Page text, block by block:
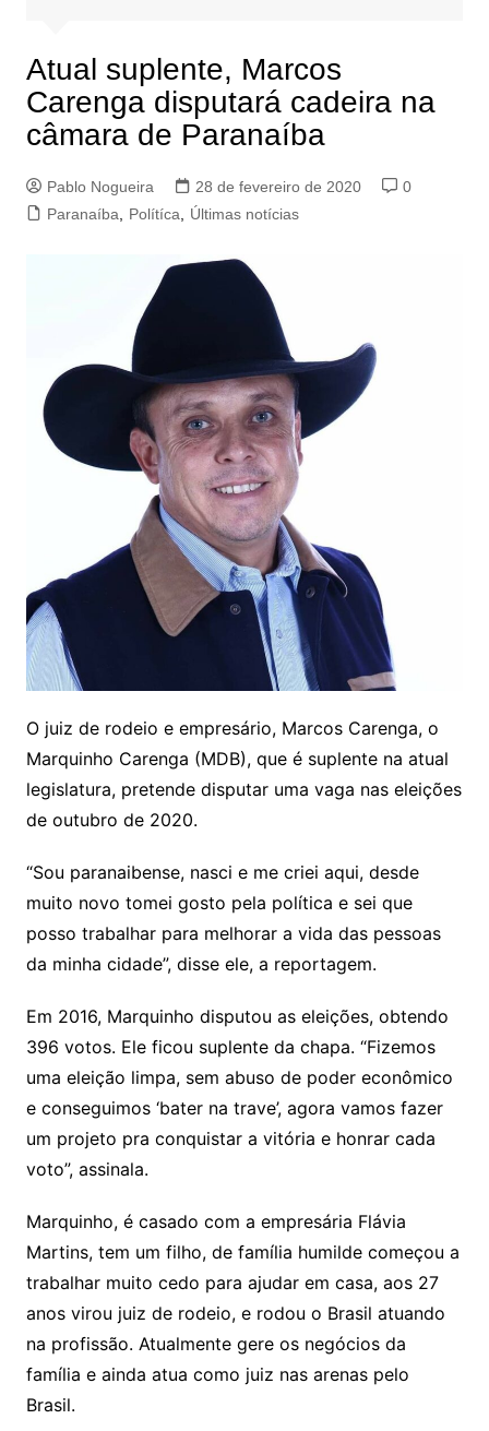
Atual suplente, Marcos
Carenga disputará cadeira na
câmara de Paranaíba
Pablo Nogueira 28 de fevereiro de 2020
0
Paranaíba
Polítíca Últimas notícias
O juiz de rodeio e empresário, Marcos Carenga, o
Marquinho Carenga (MDB), que é suplente na atual
legislatura, pretende disputar uma vaga nas eleições
de outubro de 2020.
“Sou paranaibense, nasci e me criei aqui, desde
muito novo tomei gosto pela política e sei que
posso trabalhar para melhorar a vida das pessoas
da minha cidade”, disse ele, a reportagem.
Em 2016, Marquinho disputou as eleições, obtendo
396 votos. Ele ficou suplente da chapa. “Fizemos
uma eleição limpa, sem abuso de poder econômico
e conseguimos ‘bater na trave’, agora vamos fazer
um projeto pra conquistar a vitória e honrar cada
voto”, assinala.
Marquinho, é casado com a empresária Flávia
Martins, tem um filho, de família humilde começou a
trabalhar muito cedo para ajudar em casa, aos 27
anos virou juiz de rodeio, e rodou o Brasil atuando
na profissão. Atualmente gere os negócios da
família e ainda atua como juiz nas arenas pelo
Brasil.